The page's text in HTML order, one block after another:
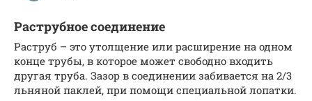
Раструбное соединение
Раструб – это утолщение или расширение на одном
конце трубы, в которое может свободно входить
другая труба. Зазор в соединении забивается на 2/3
льняной паклей, при помощи специальной лопатки.